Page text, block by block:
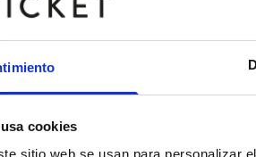
cookies